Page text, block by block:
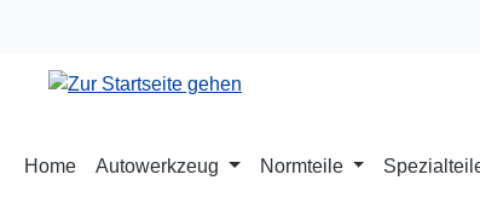
Home Autowerkzeug Normteile